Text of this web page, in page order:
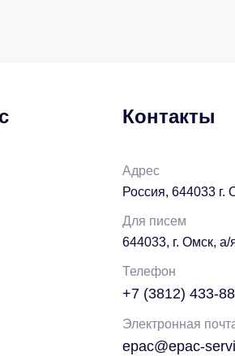
Контакты
Адрес
Россия, 644033 г.
Для писем
644033, г. Омск, а/
Телефон
+7 (3812) 433-
Электронная
epac@epac-